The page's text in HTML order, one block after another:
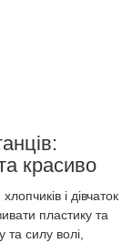
красиво
і дівчаток
пластику та
силу волі,